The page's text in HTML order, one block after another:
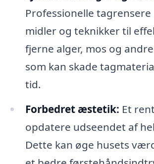
Professionelle
midler og teknikker til
fjerne alger, mos og
som kan skade
tid.
Forbedret æstetik: Et
opdatere udseendet af
Dette kan øge husets